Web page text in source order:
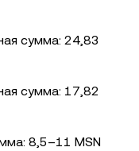
сумма: 24,83
сумма: 17,82
8,5–11 MSN